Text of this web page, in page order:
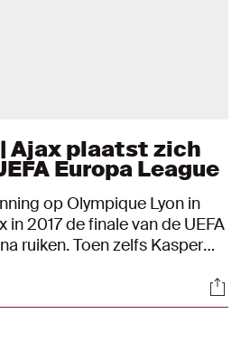
Ajax plaatst zich
Europa League
op Olympique Lyon in
in 2017 de finale van de UEFA
ruiken. Toen zelfs Kasper
bracht, kon het
Toch kreeg de wedstrijd